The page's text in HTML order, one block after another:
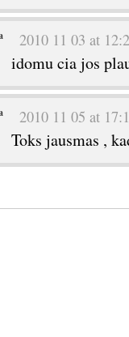
2010 11 03 at
idomu cia jos
2010 11 05 at
Toks jausmas ,